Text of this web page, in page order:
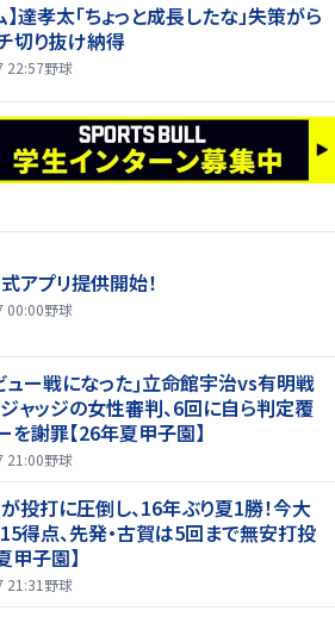
】達孝太「ちょっと成長したな」失策がら
切り抜け納得
22:57野球
アプリ提供開始！
00:00野球
ュー戦になった｣立命館宇治vs有明戦
ャッジの女性審判、6回に自ら判定覆
を謝罪【26年夏甲子園】
21:00野球
投打に圧倒し、16年ぶり夏1勝！今大
得点、先発・古賀は5回まで無安打投
甲子園】
野球